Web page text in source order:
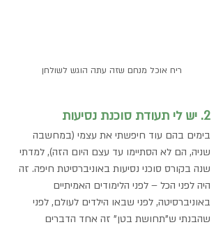
ריח אוכל מנחם שזה עתה הוגש לשולחן
2. יש לי תעודת סוכנת נסיעות
בימים בהם עוד חיפשתי את עצמי (במחשבה
שניה, הם לא הסתיימו עד עצם היום הזה), למדתי
שנה בקורס סוכני נסיעות באוניברסיטת חיפה. זה
היה לפני הכל – לפני הלימודים האמיתיים
באוניברסיטה, לפני שבאו הילדים לעולם, לפני
שהבנתי ש"תחושת בטן" זה אחד הדברים